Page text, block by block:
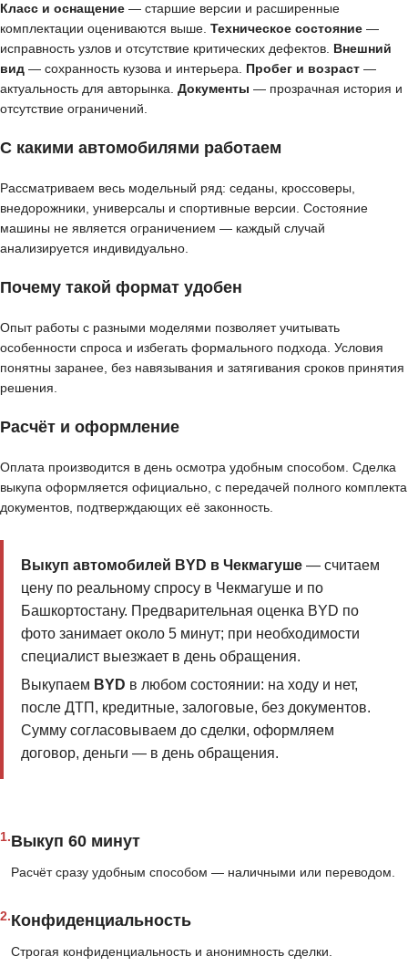
Класс и оснащение — старшие версии и расширенные
комплектации оцениваются выше. Техническое состояние —
исправность узлов и отсутствие критических дефектов. Внешний
вид — сохранность кузова и интерьера. Пробег и возраст —
актуальность для авторынка. Документы — прозрачная история и
отсутствие ограничений.
С какими автомобилями работаем
Рассматриваем весь модельный ряд: седаны, кроссоверы,
внедорожники, универсалы и спортивные версии. Состояние
машины не является ограничением — каждый случай
анализируется индивидуально.
Почему такой формат удобен
Опыт работы с разными моделями позволяет учитывать
особенности спроса и избегать формального подхода. Условия
понятны заранее, без навязывания и затягивания сроков принятия
решения.
Расчёт и оформление
Оплата производится в день осмотра удобным способом. Сделка
выкупа оформляется официально, с передачей полного комплекта
документов, подтверждающих её законность.
Выкуп автомобилей BYD в Чекмагуше— считаем
цену по реальному спросу в Чекмагуше и по
Башкортостану. Предварительная оценка BYD по
фото занимает около 5 минут; при необходимости
специалист выезжает в день обращения.
Выкупаем BYD в любом состоянии: на ходу и нет,
после ДТП, кредитные, залоговые, без документов.
Сумму согласовываем до сделки, оформляем
договор, деньги — в день обращения.
1.Выкуп 60 минут
Расчёт сразу удобным способом — наличными или переводом.
2.Конфиденциальность
Строгая конфиденциальность и анонимность сделки.